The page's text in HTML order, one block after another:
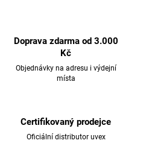
Doprava zdarma od 3.000
Kč
Objednávky na adresu i výdejní
místa
Certifikovaný prodejce
Oficiální distributor uvex